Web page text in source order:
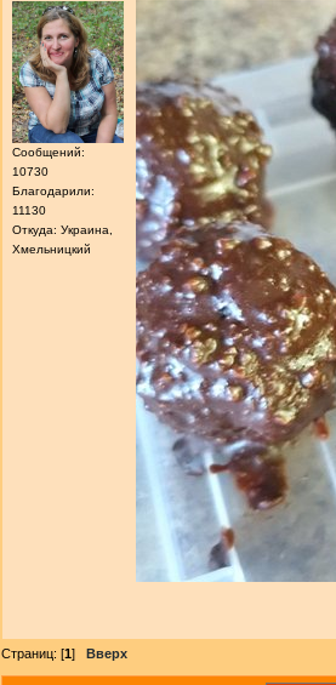
Сообщений:
10730
Благодарили:
11130
Откуда: Украина,
Хмельницкий
Страниц: [1] Вверх